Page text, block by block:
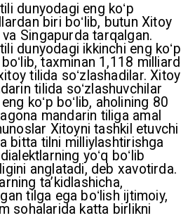
dunyodagi eng koʻp
biri boʻlib, butun Xitoy
va Singapurda tarqalgan.
dunyodagi ikkinchi eng koʻp
taxminan 1,118 milliard
tilida soʻzlashadilar. Xitoy
tilida soʻzlashuvchilar
koʻp boʻlib, aholining 80
mandarin tiliga amal
Xitoyni tashkil etuvchi
bitta tilni milliylashtirishga
yoʻq boʻlib
anglatadi, deb xavotirda.
taʼkidlashicha,
tilga ega boʻlish ijtimoiy,
sohalarida katta birlikni